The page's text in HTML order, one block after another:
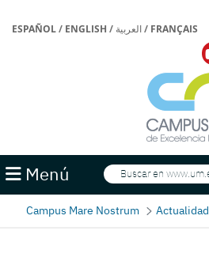
ESPAÑOL/ ENGLISH / العربية/ FRANÇAIS
Menú Buscar
Campus Mare Nostrum Actualidad